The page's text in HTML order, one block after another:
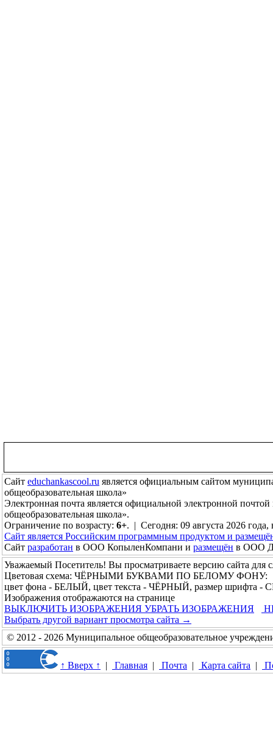
Сайт educhankascool.ru является официальным сайтом
общеобразовательная школа»
Электронная почта является официальной электронной
общеобразовательная школа».
Ограничение по возрасту: 6+. | Сегодня: 09 августа 2026 года,
Сайт является Российским программным продуктом и
Сайт разработан в ООО КопыленКомпани и размещён в ООО
Уважаемый Посетитель! Вы просматриваете версию сайта для
Цветовая схема: ЧЁРНЫМИ БУКВАМИ ПО БЕЛОМУ ФОНУ:
цвет фона - БЕЛЫЙ, цвет текста - ЧЁРНЫЙ, размер шрифта
Изображения отображаются на странице
ВЫКЛЮЧИТЬ ИЗОБРАЖЕНИЯ УБРАТЬ ИЗОБРАЖЕНИЯ
Выбрать другой вариант просмотра сайта →
© 2012 - 2026 Муниципальное общеобразовательное
↑ Вверх ↑ | Главная | Почта | Карта сайта |